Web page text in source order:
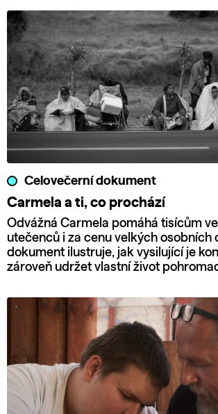
Celovečerní dokument
Carmela a ti, co prochází
Odvážná Carmela pomáhá tisícům
utečenců i za cenu velkých osobních
dokument ilustruje, jak vysilující je
zároveň udržet vlastní život